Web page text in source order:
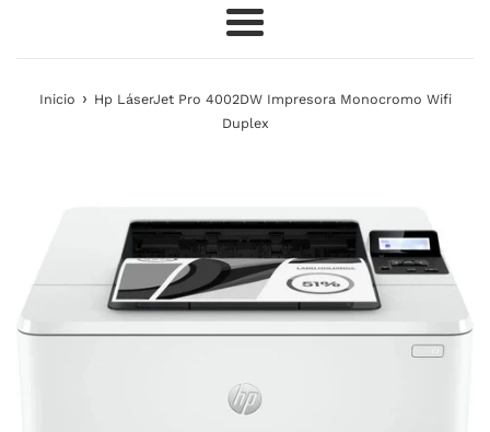
Más
Inicio › Hp LáserJet Pro 4002DW Impresora Monocromo Wifi
Duplex